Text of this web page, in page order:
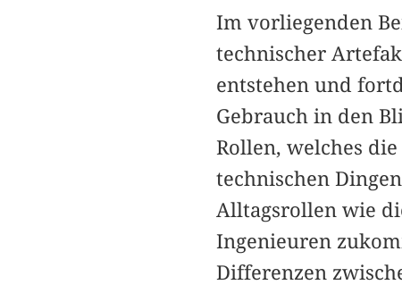
Im vorliegenden
technischer
entstehen und
Gebrauch in den
Rollen, welches
technischen
Alltagsrollen wie
Ingenieuren
Differenzen